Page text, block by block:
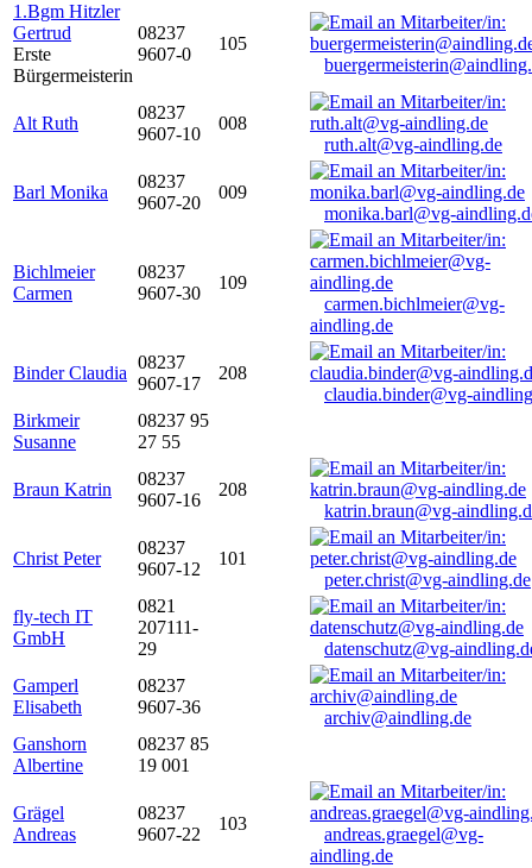
1.Bgm Hitzler
Gertrud
Erste
Bürgermeisterin
08237
9607-0
105
Alt Ruth
08237
9607-10
008
ruth.alt@vg-aindling.de
Barl Monika
08237
9607-20
009
monika.barl@vg-
Bichlmeier
Carmen
08237
9607-30
109
carmen.bichlmeier@vg-
aindling.de
Binder Claudia
08237
9607-17
208
claudia.binder@vg-
Birkmeir
Susanne
08237 95
27 55
Braun Katrin
08237
9607-16
208
katrin.braun@vg-
Christ Peter
08237
9607-12
101
peter.christ@vg-aindling.de
fly-tech IT
GmbH
0821
207111-
29
datenschutz@vg-
Gamperl
Elisabeth
08237
9607-36
archiv@aindling.de
Ganshorn
Albertine
08237 85
19 001
Grägel
Andreas
08237
9607-22
103
andreas.graegel@vg-
aindling.de